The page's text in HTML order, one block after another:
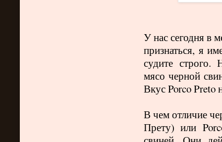
У нас сегодня в
признаться, я
судите строго.
мясо черной
ВкусPorcoPreto
В чем отличие
Прету) или